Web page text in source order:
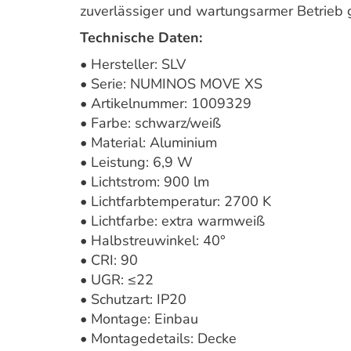
zuverlässiger und wartungsarmer Betrieb
Technische Daten:
• Hersteller: SLV
• Serie: NUMINOS MOVE XS
• Artikelnummer: 1009329
• Farbe: schwarz/weiß
• Material: Aluminium
• Leistung: 6,9 W
• Lichtstrom: 900 lm
• Lichtfarbtemperatur: 2700 K
• Lichtfarbe: extra warmweiß
• Halbstreuwinkel: 40°
• CRI: 90
• UGR: ≤22
• Schutzart: IP20
• Montage: Einbau
• Montagedetails: Decke